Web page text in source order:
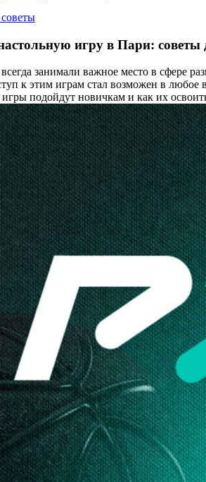
игру в Пари: советы
занимали важное место в сфере
к этим играм стал возможен в
подойдут новичкам и как их